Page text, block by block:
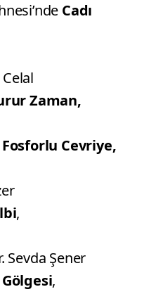
Cadı
Zaman,
Fosforlu Cevriye,
,
Sevda Şener
,